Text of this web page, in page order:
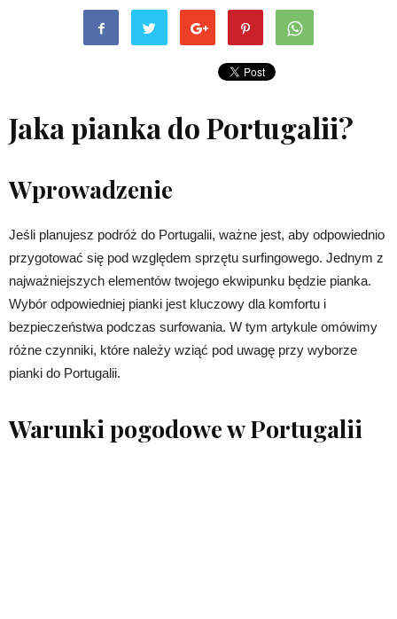
Jaka pianka do Portugalii?
Wprowadzenie
Jeśli planujesz podróż do Portugalii, ważne jest, aby odpowiednio
przygotować się pod względem sprzętu surfingowego. Jednym z
najważniejszych elementów twojego ekwipunku będzie pianka.
Wybór odpowiedniej pianki jest kluczowy dla komfortu i
bezpieczeństwa podczas surfowania. W tym artykule omówimy
różne czynniki, które należy wziąć pod uwagę przy wyborze
pianki do Portugalii.
Warunki pogodowe w Portugalii